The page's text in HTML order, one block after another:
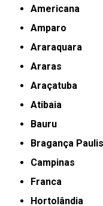
Americana
Amparo
Araraquara
Araras
Araçatuba
Atibaia
Bauru
Bragança
Campinas
Franca
Hortolândia